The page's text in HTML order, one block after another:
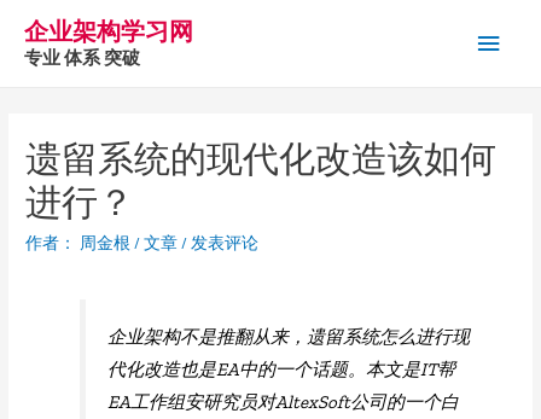
企业架构学习网
专业 体系 突破
主
单
遗留系统的现代化改造该如何
进行？
作者： 周金根 /文章/发表评论
企业架构不是推翻从来，遗留系统怎么进行现
代化改造也是EA中的一个话题。本文是IT帮
EA工作组安研究员对AltexSoft公司的一个白